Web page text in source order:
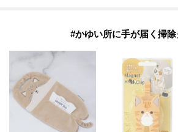
#かゆい所に手が届く掃